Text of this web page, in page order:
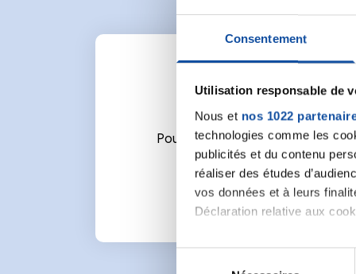
Consentement
Utilisation responsable de
Nous et nos 1022
technologies comme les
publicités et du contenu
réaliser des études
vos données et à leurs
Déclaration relative aux
Si vous le permettez, nous
Collecter des
Pour écrire un commentaire ou